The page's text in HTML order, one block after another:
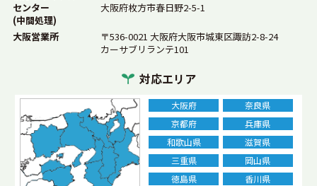
特別管理産業廃棄物
産業廃棄物の定義
業務用冷蔵庫
廃棄物処理
産業廃棄物業者
処理方法
事業系一般廃棄物
産廃コンテナ
水銀灯 単価 定義 がれき
分別
片付け
レンガ 処分費用 ペンキ
塗料
エアコン
廃棄 業務用エアコン 乾電池
電池
センター
(中間処理)
大阪府枚方市春日野2-5-1
大阪営業所
〒536-0021 大阪府大阪市城東区諏訪2-8-24
カーサブリランテ101
対応エリア
大阪府
奈良県
京都府
兵庫県
和歌山県
滋賀県
三重県
岡山県
徳島県
香川県